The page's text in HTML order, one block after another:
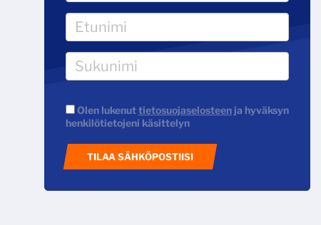
Olen lukenuttietosuojaselosteenja hyväksyn
henkilötietojeni käsittelyn
TILAA SÄHKÖPOSTIISI